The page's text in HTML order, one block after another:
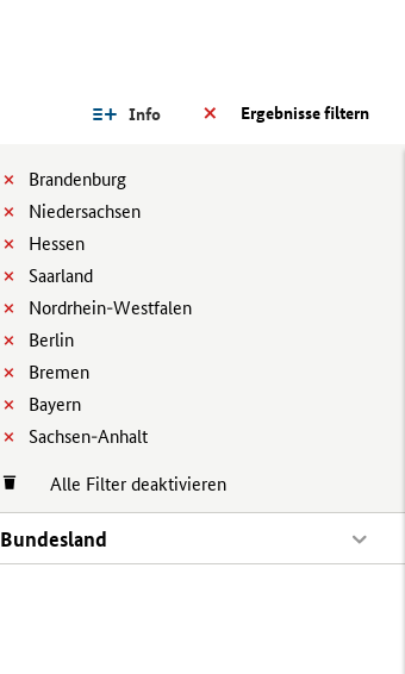
Ergebnisse filtern
Info
Brandenburg
Niedersachsen
Hessen
Saarland
Nordrhein-Westfalen
Berlin
Bremen
Bayern
Sachsen-Anhalt
Alle Filter deaktivieren
Bundesland